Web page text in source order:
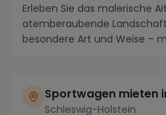
Erleben Sie das malerische
atemberaubende
besondere Art und Weise –
Sportwagen mieten
Schleswig-Holstein